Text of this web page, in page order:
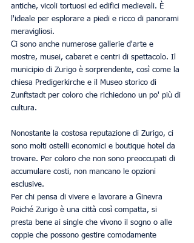
antiche, vicoli tortuosi ed edifici medievali. È
l'ideale per esplorare a piedi e ricco di panorami
meravigliosi.
Ci sono anche numerose gallerie d'arte e
mostre, musei, cabaret e centri di spettacolo. Il
municipio di Zurigo è sorprendente, così come la
chiesa Predigerkirche e il Museo storico di
Zunftstadt per coloro che richiedono un po' più di
cultura.
Nonostante la costosa reputazione di Zurigo, ci
sono molti ostelli economici e boutique hotel da
trovare. Per coloro che non sono preoccupati di
accumulare costi, non mancano le opzioni
esclusive.
Per chi pensa di vivere e lavorare a Ginevra
Poiché Zurigo è una città così compatta, si
presta bene ai single che vivono il sogno o alle
coppie che possono gestire comodamente